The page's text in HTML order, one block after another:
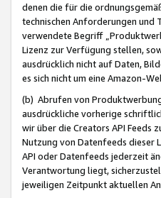
denen die für die
technischen Anforderungen und
verwendete Begriff
Lizenz zur Verfügung stellen,
ausdrücklich nicht auf Daten,
es sich nicht um eine Amazon-
(b) Abrufen von
ausdrückliche vorherige
wir über die Creators API Feeds
Nutzung von Datenfeeds dieser
API oder Datenfeeds jederzeit
Verantwortung liegt,
jeweiligen Zeitpunkt aktuellen